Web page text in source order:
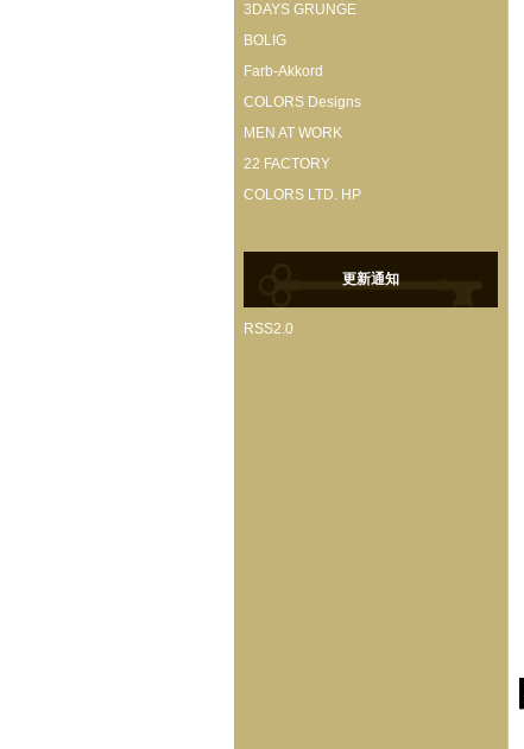
3DAYS GRUNGE
BOLIG
Farb-Akkord
COLORS Designs
MEN AT WORK
22 FACTORY
COLORS LTD. HP
更新通知
RSS2.0